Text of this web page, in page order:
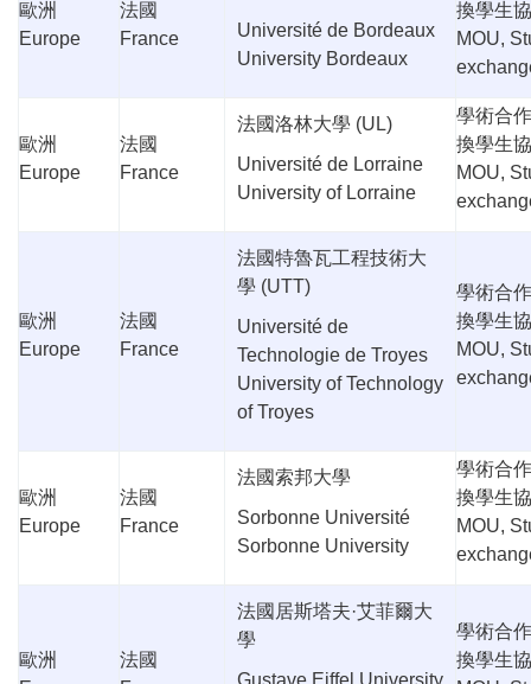
歐洲
Europe
法國
France
Université de Bordeaux
University Bordeaux
換學生
MOU,
歐洲
Europe
法國
France
法國洛林大學 (UL)
Université de Lorraine
University of Lorraine
學術合
換學生
MOU,
歐洲
Europe
法國
France
法國特魯瓦工程技術大
學 (UTT)
Université de
Technologie de Troyes
University of Technology
of Troyes
學術合
換學生
MOU,
歐洲
Europe
法國
France
法國索邦大學
Sorbonne Université
Sorbonne University
學術合
換學生
MOU,
歐洲
法國
法國居斯塔夫·艾菲爾大
學
Gustave Eiffel University
學術合
換學生